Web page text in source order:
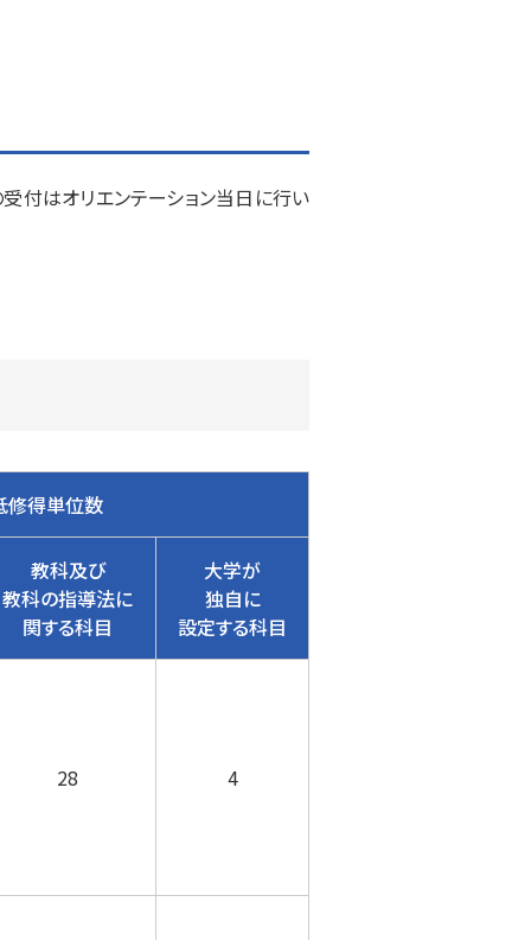
付はオリエンテーション当日に行い
修得単位数
教科及び
教科の指導法に
関する科目
大学が
独自に
設定する科目
28 4